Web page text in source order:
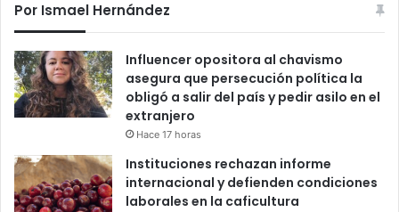
Por Ismael Hernández
Influencer opositora al chavismo
asegura que persecución política la
obligó a salir del país y pedir asilo en el
extranjero
Hace 17 horas
Instituciones rechazan informe
internacional y defienden condiciones
laborales en la caficultura